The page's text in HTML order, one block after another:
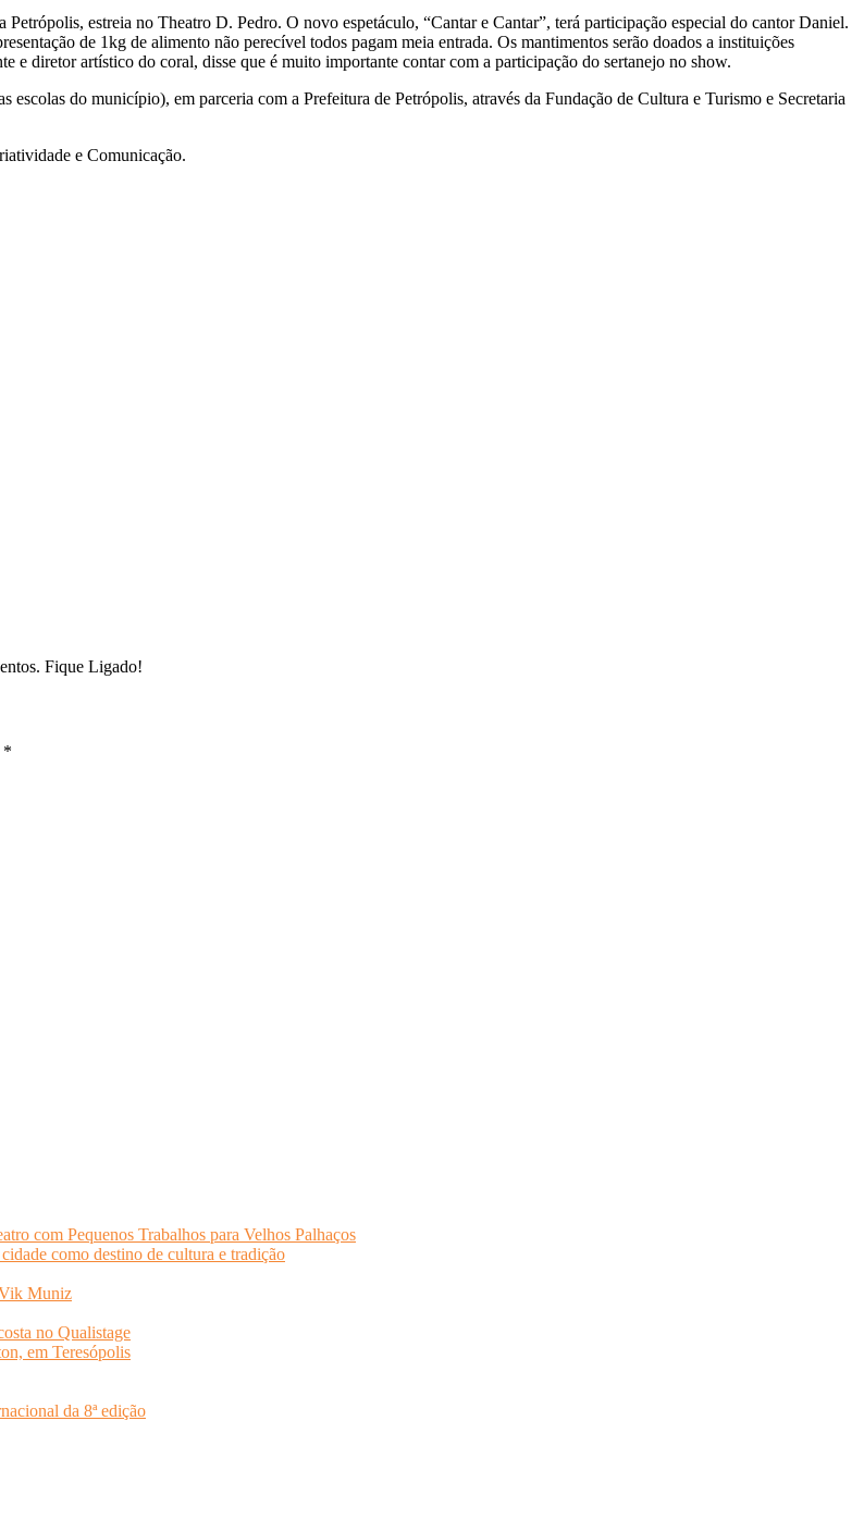
estreia no Theatro D. Pedro. O novo espetáculo, “Cantar e Cantar”, terá participação especial do cantor Daniel.
de 1kg de alimento não perecível todos pagam meia entrada. Os mantimentos serão doados a instituições
e diretor artístico do coral, disse que é muito importante contar com a participação do sertanejo no show.
do município), em parceria com a Prefeitura de Petrópolis, através da Fundação de Cultura e Turismo e Secretaria
e Comunicação.
Fique Ligado!
*
com Pequenos Trabalhos para Velhos Palhaços
como destino de cultura e tradição
Vik Muniz
no Qualistage
em Teresópolis
da 8ª edição